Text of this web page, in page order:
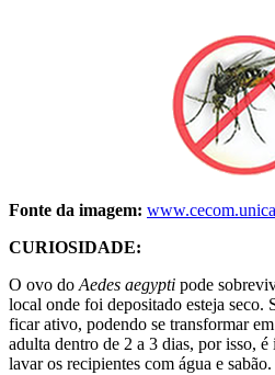
Fonte da imagem:
CURIOSIDADE:
O ovo doAedes aegypti pode
local onde foi depositado esteja seco.
ficar ativo, podendo se transformar
adulta dentro de 2 a 3 dias, por isso,
lavar os recipientes com água e sabão.